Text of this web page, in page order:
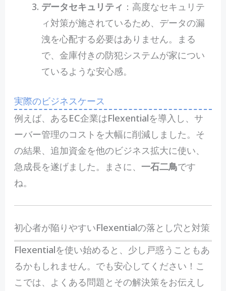
データセキュリティ ：高度なセキュリテ
ィ対策が施されているため、データの漏
洩を心配する必要はありません。まる
で、金庫付きの防犯システムが家につい
ているような安心感。
実際のビジネスケース
例えば、あるEC企業はFlexentialを導入し、サ
ーバー管理のコストを大幅に削減しました。そ
の結果、追加資金を他のビジネス拡大に使い、
急成長を遂げました。まさに、 一石二鳥です
ね。
初心者が陥りやすいFlexentialの落とし穴と対策
Flexentialを使い始めると、少し戸惑うこともあ
るかもしれません。でも安心してください！こ
こでは、よくある問題とその解決策をお伝えし